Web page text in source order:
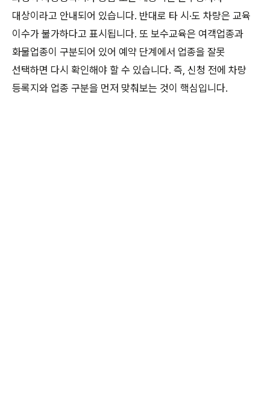
대상이라고 안내되어 있습니다. 반대로 타 시·도 차량은 교육
이수가 불가하다고 표시됩니다. 또 보수교육은 여객업종과
화물업종이 구분되어 있어 예약 단계에서 업종을 잘못
선택하면 다시 확인해야 할 수 있습니다. 즉, 신청 전에 차량
등록지와 업종 구분을 먼저 맞춰보는 것이 핵심입니다.